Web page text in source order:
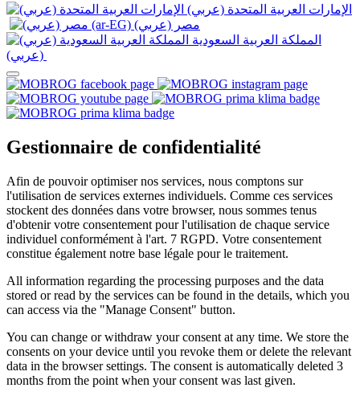
Gestionnaire de confidentialité
Afin de pouvoir optimiser nos services, nous comptons sur
l'utilisation de services externes individuels. Comme ces services
stockent des données dans votre browser, nous sommes tenus
d'obtenir votre consentement pour l'utilisation de chaque service
individuel conformément à l'art. 7 RGPD. Votre consentement
constitue également notre base légale pour le traitement.
All information regarding the processing purposes and the data
stored or read by the services can be found in the details, which you
can access via the "Manage Consent" button.
You can change or withdraw your consent at any time. We store the
consents on your device until you revoke them or delete the relevant
data in the browser settings. The consent is automatically deleted 3
months from the point when your consent was last given.